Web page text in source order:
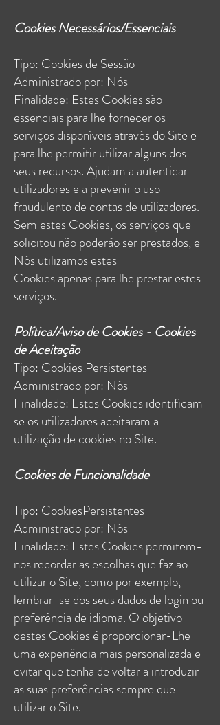
Cookies Necessários/Essenciais
Tipo: Cookies de Sessão
Administrado por: Nós
Finalidade: Estes Cookies são
essenciais para lhe fornecer os
serviços disponíveis através do Site e
para lhe permitir utilizar alguns dos
seus recursos. Ajudam a autenticar
utilizadores e a prevenir o uso
fraudulento de contas de utilizadores.
Sem estes Cookies, os serviços que
solicitou não poderão ser prestados, e
Nós utilizamos estes
Cookies apenas para lhe prestar estes
serviços.
Política/Aviso de Cookies - Cookies
de Aceitação
Tipo: Cookies Persistentes
Administrado por: Nós
Finalidade: Estes Cookies identificam
se os utilizadores aceitaram a
utilização de cookies no Site.
Cookies de Funcionalidade
Tipo: CookiesPersistentes
Administrado por: Nós
Finalidade: Estes Cookies permitem-
nos recordar as escolhas que faz ao
utilizar o Site, como por exemplo,
lembrar-se dos seus dados de login ou
preferência de idioma. O objetivo
destes Cookies é proporcionar-Lhe
uma experiência mais personalizada e
evitar que tenha de voltar a introduzir
as suas preferências sempre que
utilizar o Site.